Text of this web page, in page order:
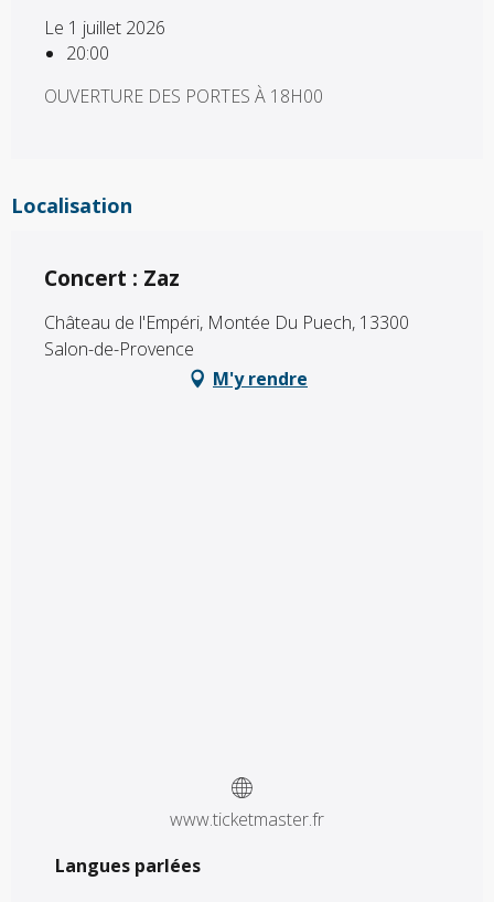
Le 1 juillet 2026
20:00
OUVERTURE DES PORTES À 18H00
Localisation
Concert : Zaz
Château de l'Empéri, Montée Du Puech, 13300
Salon-de-Provence
M'y rendre
www.ticketmaster.fr
Langues parlées
Langues parlées